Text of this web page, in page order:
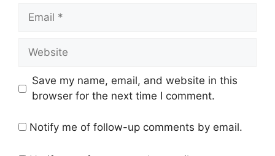
Email
Website
Save my name, email, and website in this
browser for the next time I comment.
Notify me of follow-up comments by email.